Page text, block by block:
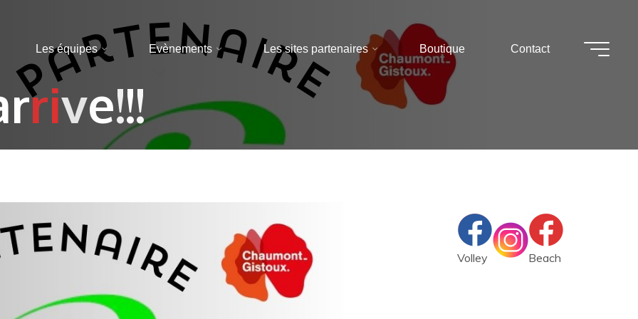
Les équipes Evènements Les sites partenaires Boutique Contact
rrive!!!
Volley Beach